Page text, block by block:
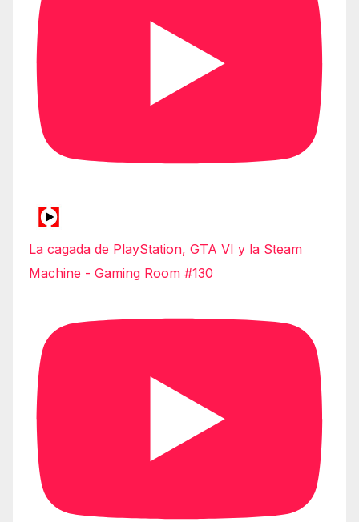
La cagada de PlayStation, GTA VI y la Steam
Machine - Gaming Room #130